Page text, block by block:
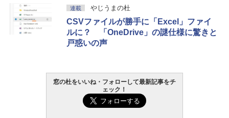
生成AIパスポート公式テキスト 第４版
￥1,766
出す プロンプトの言葉 AI画像生成シリー
ズ (はぴーイラストLabo)
￥99
Amazon Kindle Paperwhite (16GB) 7イ
ンチディスプレイ、色調調節ライト、12
週間持続バッテリー、広告なし、ブラッ
ク
￥27,980
Amazon Kindle - 目に優しい、かさばら
ない、大きな画面で読みやすい、6週間持
続バッテリー、6インチディスプレイ電子
書籍リーダー、ブラック、16GB、広告な
連載 やじうまの杜
CSVファイルが勝手に「Excel」ファイ
ルに？ 「OneDrive」の謎仕様に驚きと
戸惑いの声
窓の杜をいいね・フォローして最新記事をチ
ェック！